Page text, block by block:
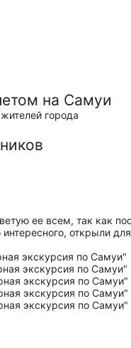
на Самуи
города
ее всем, так как
интересного, открыли